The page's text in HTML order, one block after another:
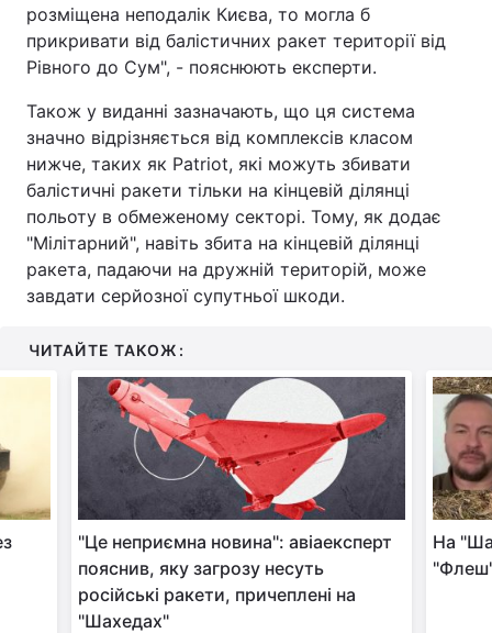
розміщена неподалік Києва, то могла б
прикривати від балістичних ракет території від
Рівного до Сум", - пояснюють експерти.
Також у виданні зазначають, що ця система
значно відрізняється від комплексів класом
нижче, таких як Patriot, які можуть збивати
балістичні ракети тільки на кінцевій ділянці
польоту в обмеженому секторі. Тому, як додає
"Мілітарний", навіть збита на кінцевій ділянці
ракета, падаючи на дружній територій, може
завдати серйозної супутньої шкоди.
ЧИТАЙТЕ ТАКОЖ:
"Це неприємна новина": авіаексперт
пояснив, яку загрозу несуть
російські ракети, причеплені на
"Шахедах"
На